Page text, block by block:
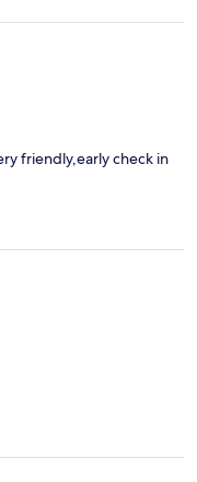
friendly,early check in